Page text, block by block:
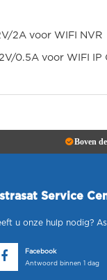
2A voor WIFI NVR
0.5A voor WIFI IP
Boven
Service
u onze hulp nodig?
Facebook
Antwoord binnen 1 dag